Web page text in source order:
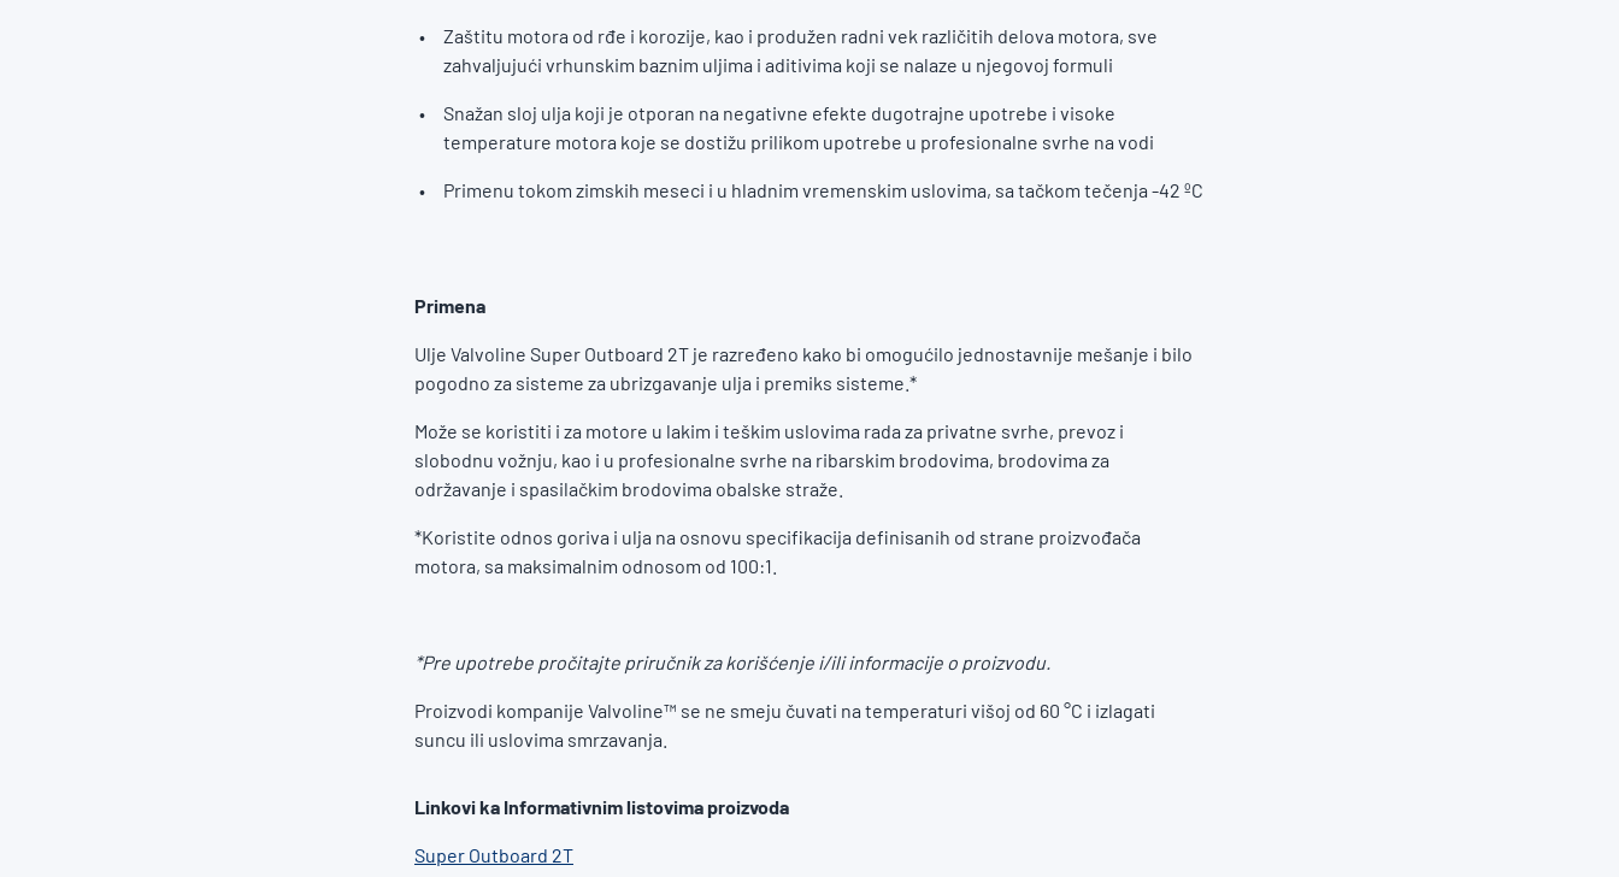
Zaštitu motora od rđe i korozije, kao i produžen radni vek različitih delova motora, sve
zahvaljujući vrhunskim baznim uljima i aditivima koji se nalaze u njegovoj formuli
Snažan sloj ulja koji je otporan na negativne efekte dugotrajne upotrebe i visoke
temperature motora koje se dostižu prilikom upotrebe u profesionalne svrhe na vodi
Primenu tokom zimskih meseci i u hladnim vremenskim uslovima, sa tačkom tečenja -42 ºC
Primena
Ulje Valvoline Super Outboard 2T je razređeno kako bi omogućilo jednostavnije mešanje i bilo
pogodno za sisteme za ubrizgavanje ulja i premiks sisteme.*
Može se koristiti i za motore u lakim i teškim uslovima rada za privatne svrhe, prevoz i
slobodnu vožnju, kao i u profesionalne svrhe na ribarskim brodovima, brodovima za
održavanje i spasilačkim brodovima obalske straže.
*Koristite odnos goriva i ulja na osnovu specifikacija definisanih od strane proizvođača
motora, sa maksimalnim odnosom od 100:1.
*Pre upotrebe pročitajte priručnik za korišćenje i/ili informacije o proizvodu.
Proizvodi kompanije Valvoline™ se ne smeju čuvati na temperaturi višoj od 60 °C i izlagati
suncu ili uslovima smrzavanja.
Linkovi ka Informativnim listovima proizvoda
Super Outboard 2T